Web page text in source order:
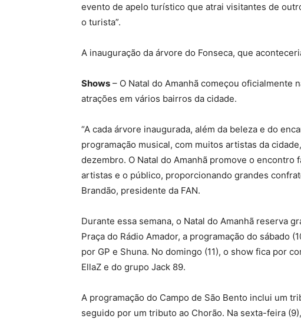
evento de apelo turístico que atrai visitantes de
o turista”.
A inauguração da árvore do Fonseca, que
Shows – O Natal do Amanhã começou oficialmente
atrações em vários bairros da cidade.
“A cada árvore inaugurada, além da beleza e do
programação musical, com muitos artistas da
dezembro. O Natal do Amanhã promove o encontro
artistas e o público, proporcionando grandes
Brandão, presidente da FAN.
Durante essa semana, o Natal do Amanhã reserva
Praça do Rádio Amador, a programação do sábado
por GP e Shuna. No domingo (11), o show fica por
EllaZ e do grupo Jack 89.
A programação do Campo de São Bento inclui um
seguido por um tributo ao Chorão. Na sexta-feira